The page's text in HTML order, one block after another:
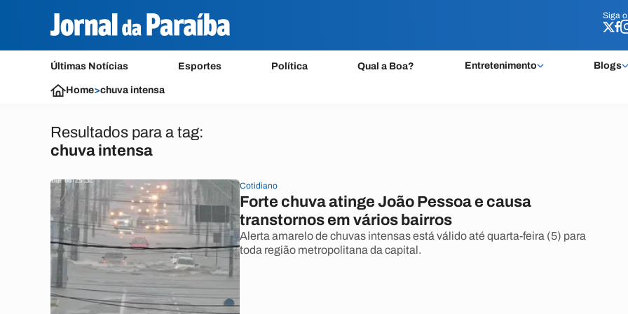
Siga o
Últimas Notícias Esportes Política Qual a Boa? Entretenimento Blogs
Siga o
Home>chuva intensa
Resultados para a tag:
chuva intensa
Cotidiano
Forte chuva atinge João Pessoa e causa
transtornos em vários bairros
Alerta amarelo de chuvas intensas está válido até quarta-feira (5) para
toda região metropolitana da capital.